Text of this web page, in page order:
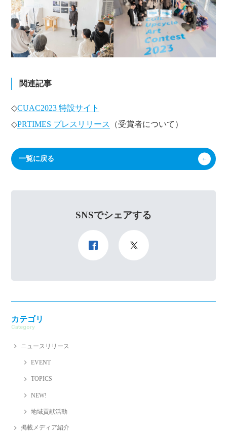
関連記事
◇CUAC2023 特設サイト
◇PRTIMES プレスリリース （受賞者について）
一覧に戻る
SNSでシェアする
カテゴリ
Category
ニュースリリース
EVENT
TOPICS
NEW!
地域貢献活動
掲載メディア紹介